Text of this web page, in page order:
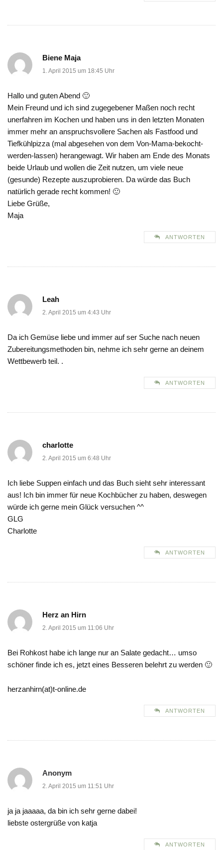
Biene Maja
1. April 2015 um 18:45 Uhr
Hallo und guten Abend 🙂
Mein Freund und ich sind zugegebener Maßen noch recht
unerfahren im Kochen und haben uns in den letzten Monaten
immer mehr an anspruchsvollere Sachen als Fastfood und
Tiefkühlpizza (mal abgesehen von dem Von-Mama-bekocht-
werden-lassen) herangewagt. Wir haben am Ende des Monats
beide Urlaub und wollen die Zeit nutzen, um viele neue
(gesunde) Rezepte auszuprobieren. Da würde das Buch
natürlich gerade recht kommen! 🙂
Liebe Grüße,
Maja
ANTWORTEN
Leah
2. April 2015 um 4:43 Uhr
Da ich Gemüse liebe und immer auf ser Suche nach neuen
Zubereitungsmethoden bin, nehme ich sehr gerne an deinem
Wettbewerb teil. .
ANTWORTEN
charlotte
2. April 2015 um 6:48 Uhr
Ich liebe Suppen einfach und das Buch sieht sehr interessant
aus! Ich bin immer für neue Kochbücher zu haben, deswegen
würde ich gerne mein Glück versuchen ^^
GLG
Charlotte
ANTWORTEN
Herz an Hirn
2. April 2015 um 11:06 Uhr
Bei Rohkost habe ich lange nur an Salate gedacht… umso
schöner finde ich es, jetzt eines Besseren belehrt zu werden 🙂
herzanhirn(at)t-online.de
ANTWORTEN
Anonym
2. April 2015 um 11:51 Uhr
ja ja jaaaaa, da bin ich sehr gerne dabei!
liebste ostergrüße von katja
ANTWORTEN